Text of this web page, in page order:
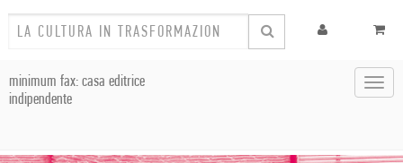
minimum fax: casa editrice
indipendente